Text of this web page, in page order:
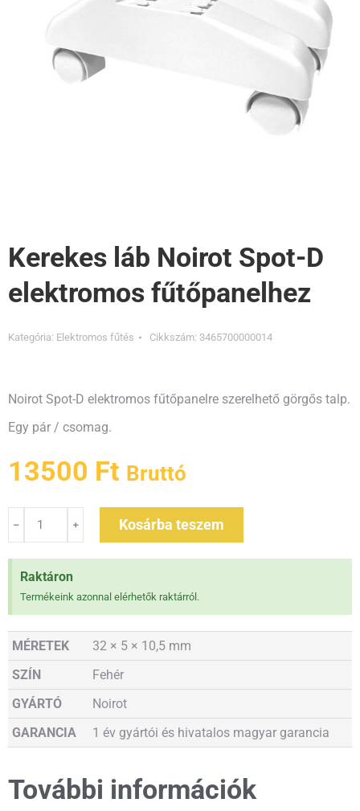
Kerekes láb Noirot Spot-D
elektromos fűtőpanelhez
Kategória: Elektromos fűtés Cikkszám: 3465700000014
Noirot Spot-D elektromos fűtőpanelre szerelhető görgős talp.
Egy pár / csomag.
13500 Ft Bruttó
Kosárba teszem
Raktáron
Termékeink azonnal elérhetők raktárról.
MÉRETEK
32 × 5 × 10,5 mm
SZÍN
Fehér
GYÁRTÓ
Noirot
GARANCIA
1 év gyártói és hivatalos magyar garancia
További információk